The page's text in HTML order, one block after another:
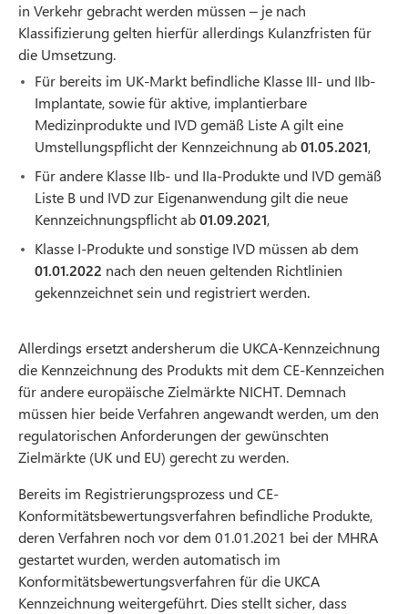
in Verkehr gebracht werden müssen – je nach
Klassifizierung gelten hierfür allerdings Kulanzfristen für
die Umsetzung.
Für bereits im UK-Markt befindliche Klasse III- und IIb-
Implantate, sowie für aktive, implantierbare
Medizinprodukte und IVD gemäß Liste A gilt eine
Umstellungspflicht der Kennzeichnung ab01.05.2021,
Für andere Klasse IIb- und IIa-Produkte und IVD gemäß
Liste B und IVD zur Eigenanwendung gilt die neue
Kennzeichnungspflicht ab01.09.2021,
Klasse I-Produkte und sonstige IVD müssen ab dem
01.01.2022 nach den neuen geltenden Richtlinien
gekennzeichnet sein und registriert werden.
Allerdings ersetzt andersherum die UKCA-Kennzeichnung
die Kennzeichnung des Produkts mit dem CE-Kennzeichen
für andere europäische Zielmärkte NICHT. Demnach
müssen hier beide Verfahren angewandt werden, um den
regulatorischen Anforderungen der gewünschten
Zielmärkte (UK und EU) gerecht zu werden.
Bereits im Registrierungsprozess und CE-
Konformitätsbewertungsverfahren befindliche Produkte,
deren Verfahren noch vor dem 01.01.2021 bei der MHRA
gestartet wurden, werden automatisch im
Konformitätsbewertungsverfahren für die UKCA
Kennzeichnung weitergeführt. Dies stellt sicher, dass